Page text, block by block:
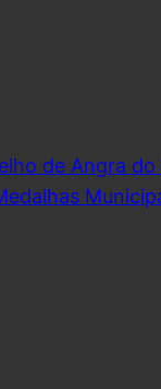
de Angra do